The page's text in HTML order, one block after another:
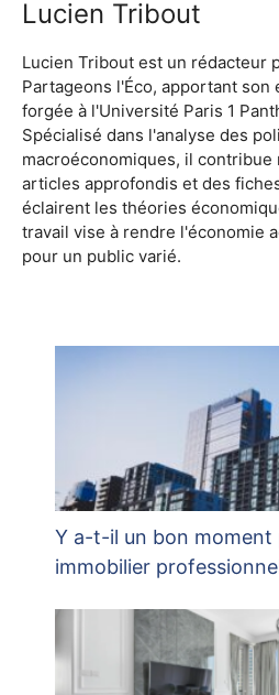
Lucien Tribout
Lucien Tribout est un rédacteur
Partageons l'Éco, apportant
forgée à l'Université Paris 1
Spécialisé dans l'analyse des
macroéconomiques, il
articles approfondis et des
éclairent les théories
travail vise à rendre l'économie
pour un public varié.
Y a-t-il un bon moment
immobilier